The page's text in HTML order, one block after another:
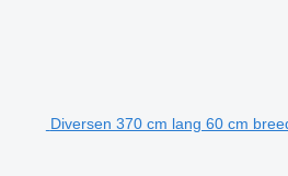
Diversen 370 cm lang 60 cm